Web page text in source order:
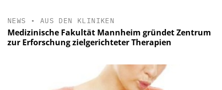
NEWS • AUS DEN KLINIKEN
Medizinische Fakultät Mannheim gründet Zentrum
zur Erforschung zielgerichteter Therapien